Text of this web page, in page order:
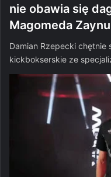
nie obawia się
Magomeda
Damian Rzepecki chętnie
kickbokserskie ze